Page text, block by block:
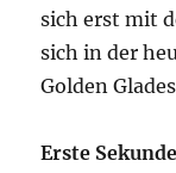
sich erst mit
sich in der
Golden
Erste